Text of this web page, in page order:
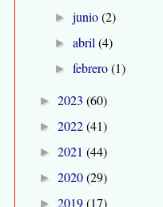
►junio(2)
►abril(4)
►febrero(1)
► 2023 (60)
► 2022(41)
► 2021 (44)
► 2020(29)
► 2019(17)